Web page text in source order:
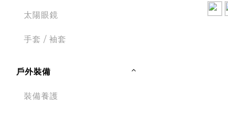
太陽眼鏡
手套 / 袖套
戶外裝備
裝備養護